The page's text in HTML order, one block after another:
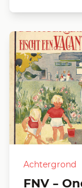
Achtergrond
FNV –